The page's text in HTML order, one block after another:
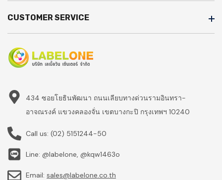
CUSTOMER SERVICE
434 ซอยโยธินพัฒนา ถนนเลียบทางด่วนรามอินทรา-
อาจณรงค์ แขวงคลองจั่น เขตบางกะปิ กรุงเทพฯ 10240
Call us: (02) 5151244-50
Line: @labelone, @kqw1463o
Email: sales@labelone.co.th